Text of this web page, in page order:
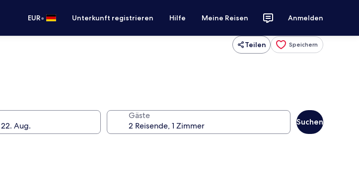
EUR• Unterkunft registrieren Hilfe Meine Reisen Anmelden
Teilen Speichern
Gäste
Suchen